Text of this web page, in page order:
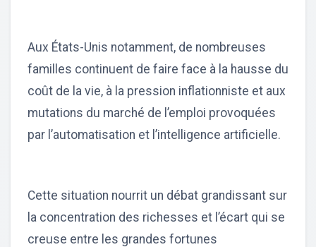
Aux États-Unis notamment, de nombreuses
familles continuent de faire face à la hausse du
coût de la vie, à la pression inflationniste et aux
mutations du marché de l’emploi provoquées
par l’automatisation et l’intelligence artificielle.
Cette situation nourrit un débat grandissant sur
la concentration des richesses et l’écart qui se
creuse entre les grandes fortunes